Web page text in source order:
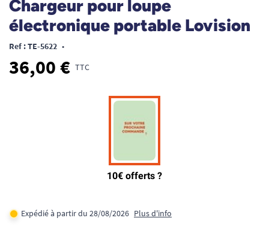
Chargeur pour loupe
électronique portable Lovision
Ref : TE-5622 •
36,00 € TTC
Expédié à partir du 28/08/2026 Plus d'info